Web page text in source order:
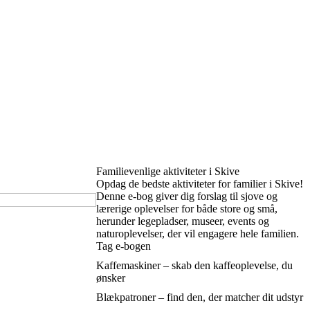
Familievenlige aktiviteter i Skive
Opdag de bedste aktiviteter for familier i Skive!
Denne e-bog giver dig forslag til sjove og
lærerige oplevelser for både store og små,
herunder legepladser, museer, events og
naturoplevelser, der vil engagere hele familien.
Tag e-bogen
Kaffemaskiner – skab den kaffeoplevelse, du
ønsker
Blækpatroner – find den, der matcher dit udstyr